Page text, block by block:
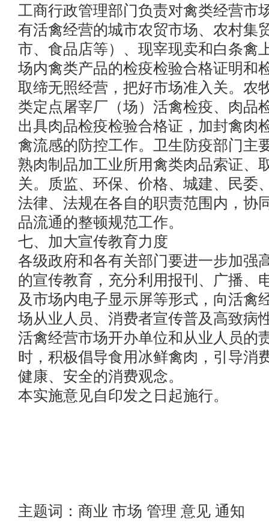
工商行政管理部门负责对禽类经营市
有活禽经营的城市农贸市场、农村集
市、食品店等）、现宰现卖和白条禽
场内禽类产品的检疫检验合格证明和
取缔无照经营，把好市场准入关。农
类定点屠宰厂（场）活禽检疫、肉品
出具肉品检疫检验合格证，加封禽肉
禽流感的防控工作。卫生防疫部门主
熟肉制品加工业所用禽类肉品索证、
关。质监、环保、价格、城建、民委
法律、法规在各自的职责范围内，协
品流通的整顿规范工作。
七、加大宣传教育力度
各级政府和各有关部门要进一步加强
的宣传教育，充分利用报刊、广播、
及市场内电子显示屏等形式，向活禽
场从业人员、消费者宣传普及高致病
活禽经营市场开办单位和从业人员的
时，积极倡导食用冰鲜禽肉，引导消
健康、安全的消费观念。
本实施意见自印发之日起施行。
主题词：商业 市场 管理 意见 通知